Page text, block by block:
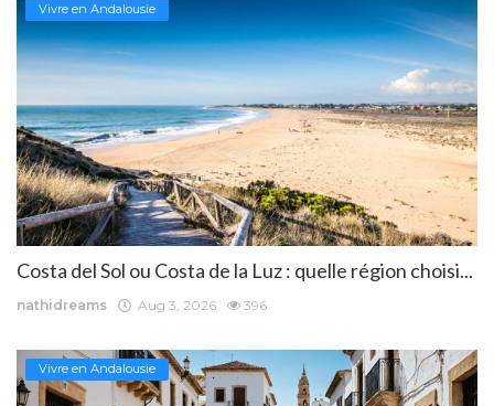
Vivre en Andalousie
Costa del Sol ou Costa de la Luz : quelle région choisi...
nathidreams Aug 3, 2026 396
Vivre en Andalousie